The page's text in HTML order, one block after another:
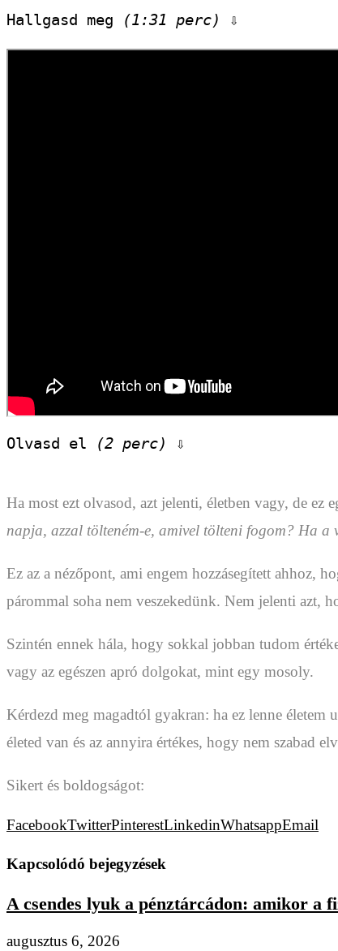
Hallgasd meg (1:31 perc) ⇩
Olvasd el (2 perc) ⇩
Ha most ezt olvasod, azt jelenti, életben vagy, de ez
napja, azzal tölteném-e, amivel tölteni fogom? Ha a
Ez az a nézőpont, ami engem hozzásegített ahhoz,
párommal soha nem veszekedünk. Nem jelenti azt,
Szintén ennek hála, hogy sokkal jobban tudom
vagy az egészen apró dolgokat, mint egy mosoly.
Kérdezd meg magadtól gyakran: ha ez lenne életem
életed van és az annyira értékes, hogy nem szabad
Sikert és boldogságot:
FacebookTwitterPinterestLinkedinWhatsappEmail
Kapcsolódó bejegyzések
A csendes lyuk a pénztárcádon: amikor a
augusztus 6, 2026